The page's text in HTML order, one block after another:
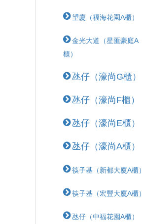
望廈（福海花園A櫃）
金光大道（星匯豪庭A
櫃）
氹仔（濠尚G櫃）
氹仔（濠尚F櫃）
氹仔（濠尚E櫃）
氹仔（濠尚A櫃）
筷子基（新都大廈A櫃）
筷子基（宏豐大廈A櫃）
氹仔（中福花園A櫃）